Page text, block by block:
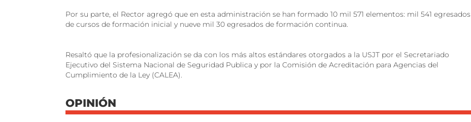
Por su parte, el Rector agregó que en esta administración se han formado 10 mil 571 elementos: mil 541 egresados
de cursos de formación inicial y nueve mil 30 egresados de formación continua.
Resaltó que la profesionalización se da con los más altos estándares otorgados a la USJT por el Secretariado
Ejecutivo del Sistema Nacional de Seguridad Publica y por la Comisión de Acreditación para Agencias del
Cumplimiento de la Ley (CALEA).
OPINIÓN